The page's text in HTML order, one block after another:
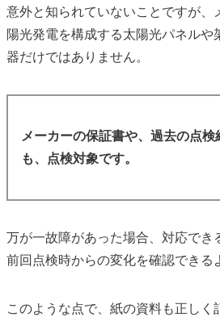
意外と知られていないことですが、
陽光発電を構成する太陽光パネルや
器だけではありません。
メーカーの保証書や、過去の点
も、点検対象です。
万が一故障があった場合、対応でき
前回点検時からの変化を確認できる
このような点で、紙の資料も正しく